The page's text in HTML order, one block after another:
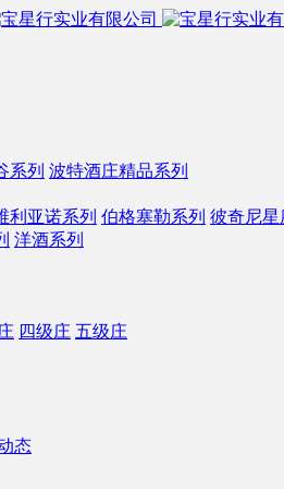
系列 波特酒庄精品系列
利亚诺系列 伯格塞勒系列 彼奇尼星
洋酒系列
四级庄 五级庄
态